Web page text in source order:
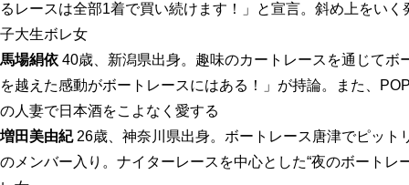
るレースは全部1着で買い続けます！」と宣言。斜め上をい
子大生ボレ女
馬場絹依 40歳、新潟県出身。趣味のカートレースを通じてボ
を越えた感動がボートレースにはある！」が持論。また、
の人妻で日本酒をこよなく愛する
増田美由紀 26歳、神奈川県出身。ボートレース唐津でピット
のメンバー入り。ナイターレースを中心とした“夜のボートレ